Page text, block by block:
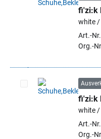
Artikel auswählen
fi'zi:k
white /
Art.-
Org.-
Artikel auswählen
fi'zi:k
white /
Art.-
Org.-